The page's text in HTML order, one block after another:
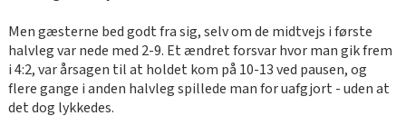
Men gæsterne bed godt fra sig, selv om de midtvejs i første
halvleg var nede med 2-9. Et ændret forsvar hvor man gik frem
i 4:2, var årsagen til at holdet kom på 10-13 ved pausen, og
flere gange i anden halvleg spillede man for uafgjort - uden at
det dog lykkedes.